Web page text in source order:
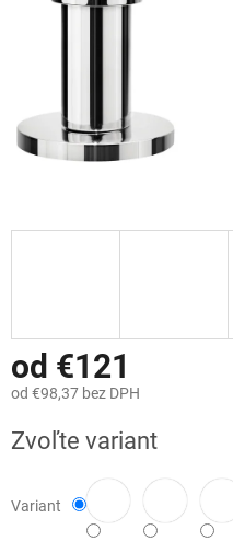
od €121
od €98,37 bez DPH
cena:
Zvoľte variant
Variant